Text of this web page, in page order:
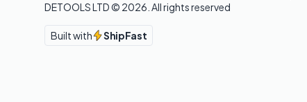
DETOOLS LTD © 2026 . All rights reserved
Built with ShipFast